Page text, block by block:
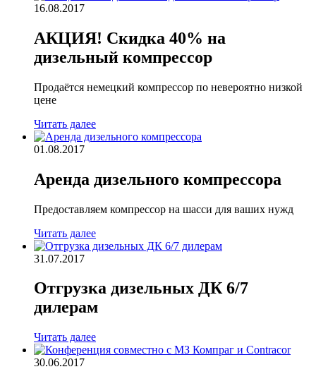
16.08.2017
АКЦИЯ! Cкидка 40% на
дизельный компрессор
Продаётся немецкий компрессор по невероятно низкой
цене
Читать далее
01.08.2017
Аренда дизельного компрессора
Предоставляем компрессор на шасси для ваших нужд
Читать далее
31.07.2017
Отгрузка дизельных ДК 6/7
дилерам
Читать далее
30.06.2017